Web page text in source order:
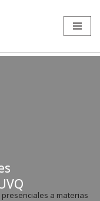
a materias